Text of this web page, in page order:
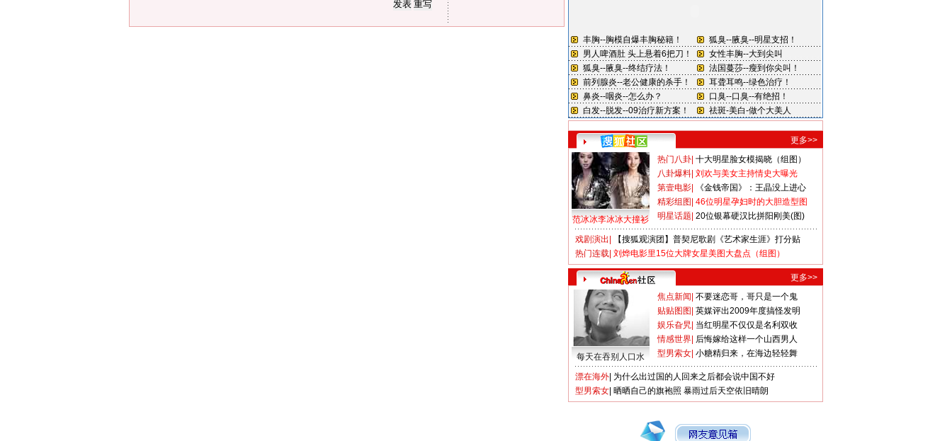
更多>>
范冰冰李冰冰大撞衫
热门八卦 十大明星脸女模揭晓（组图）
八卦爆料 刘欢与美女主持情史大曝光
第壹电影
《金钱帝国》：王晶没上进心
精彩组图 46位明星孕妇时的大胆造型图
明星话题 20位银幕硬汉比拼阳刚美(图)
戏剧演出
【搜狐观演团】普契尼歌剧《艺术家生涯》打分贴
热门连载 刘烨电影里15位大牌女星美图大盘点（组图）
更多>>
每天在吞别人口水
焦点新闻 不要迷恋哥，哥只是一个鬼
贴贴图图 英媒评出2009年度搞怪发明
娱乐旮旯 当红明星不仅仅是名利双收
情感世界 后悔嫁给这样一个山西男人
型男索女 小糖精归来，在海边轻轻舞
漂在海外 为什么出过国的人回来之后都会说中国不好
型男索女 晒晒自己的旗袍照 暴雨过后天空依旧晴朗